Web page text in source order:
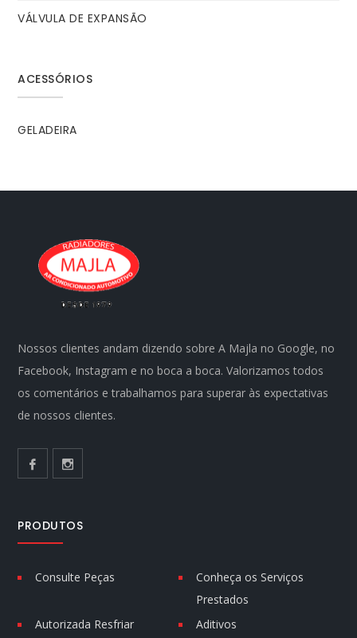
VÁLVULA DE EXPANSÃO
ACESSÓRIOS
GELADEIRA
Nossos clientes andam dizendo sobre A Majla no Google, no
Facebook, Instagram e no boca a boca. Valorizamos todos
os comentários e trabalhamos para superar às expectativas
de nossos clientes.
PRODUTOS
Consulte Peças
Conheça os Serviços
Prestados
Autorizada Resfriar
Aditivos